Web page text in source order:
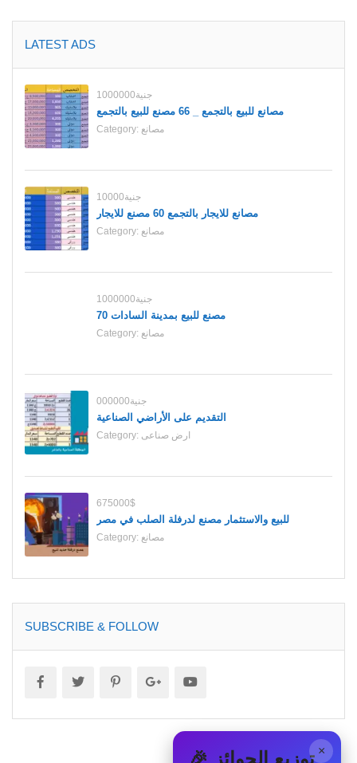
LATEST ADS
1000000جنية
مصانع للبيع بالتجمع _ 66 مصنع للبيع بالتجمع
Category: مصانع
10000جنية
مصانع للايجار بالتجمع 60 مصنع للايجار
Category: مصانع
1000000جنية
70 مصنع للبيع بمدينة السادات
Category: مصانع
000000جنية
التقديم على الأراضي الصناعية
Category: ارض صناعى
675000$
للبيع والاستثمار مصنع لدرفلة الصلب في مصر
Category: مصانع
SUBSCRIBE & FOLLOW
× 🎉 توزيع الجوائز